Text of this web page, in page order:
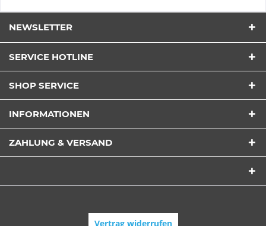
NEWSLETTER
SERVICE HOTLINE
SHOP SERVICE
INFORMATIONEN
ZAHLUNG & VERSAND
Vertrag widerrufen